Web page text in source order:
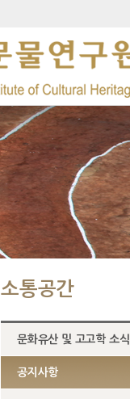
소통공간
문화유산 및 고고학 소식
공지사항